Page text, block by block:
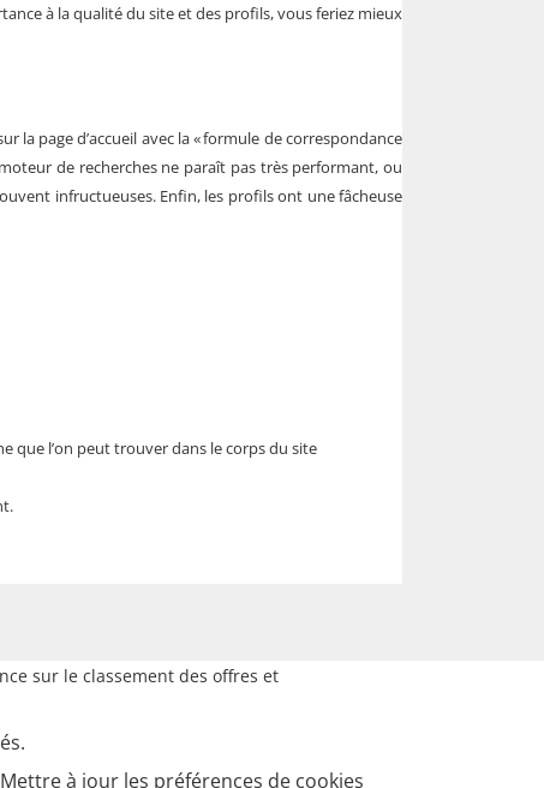
à la qualité du site et des profils, vous feriez mieux
la page d’accueil avec la « formule de correspondance
de recherches ne paraît pas très performant, ou
infructueuses. Enfin, les profils ont une fâcheuse
que l’on peut trouver dans le corps du site
sur le classement des offres et
Mettre à jour les préférences de cookies